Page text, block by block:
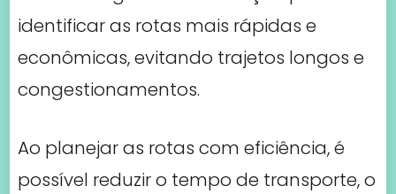
identificar as rotas mais rápidas e
econômicas, evitando trajetos longos e
congestionamentos.
Ao planejar as rotas com eficiência, é
possível reduzir o tempo de transporte, o